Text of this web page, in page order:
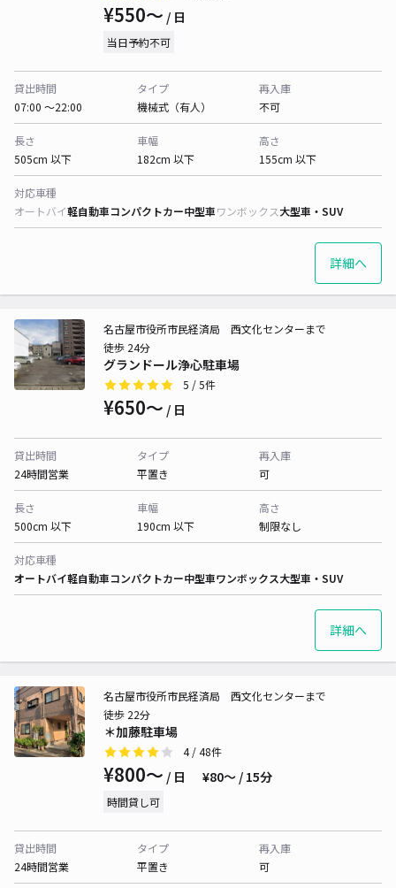
¥550〜 / 日
当日予約不可
貸出時間
07:00 〜22:00
タイプ
機械式（有人）
再入庫
不可
長さ
505cm 以下
車幅
182cm 以下
高さ
155cm 以下
対応車種
オートバイ軽自動車コンパクトカー中型車ワンボックス大型車・SUV
詳細へ
グランドール浄心駐車場
名古屋市役所市民経済局 西文化センターまで
徒歩 24分
5 / 5件
¥650〜 / 日
貸出時間
24時間営業
タイプ
平置き
再入庫
可
長さ
500cm 以下
車幅
190cm 以下
高さ
制限なし
対応車種
オートバイ軽自動車コンパクトカー中型車ワンボックス大型車・SUV
詳細へ
＊加藤駐車場
名古屋市役所市民経済局 西文化センターまで
徒歩 22分
4/ 48件
¥800〜 / 日 ¥80〜 / 15分
時間貸し可
貸出時間
24時間営業
タイプ
平置き
再入庫
可